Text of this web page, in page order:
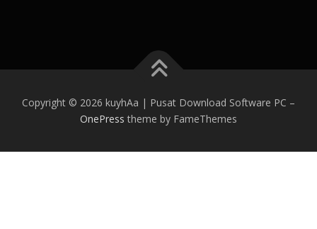
Copyright © 2026 kuyhAa | Pusat Download Software PC –
OnePress theme by FameThemes